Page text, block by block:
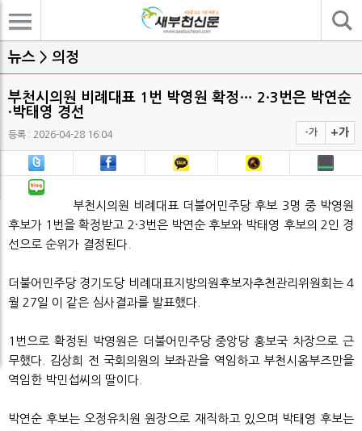
뉴스 > 의정
부천시의원 비례대표 1번 박영원 확정… 2·3번은 박연순
·박태영 경선
등록 : 2026-04-28 16:04 -가 +가
부천시의원 비례대표 더불어민주당 후보 3명 중 박영원
후보가 1번을 확정받고 2·3번은 박연순 후보와 박태영 후보의 2인 경
선으로 순위가 결정된다.
더불어민주당 경기도당 비례대표지방의원후보자추천관리위원회는 4
월 27일 이 같은 심사결과를 발표했다.
1번으로 확정된 박영원은 더불어민주당 중앙당 홍보국 차장으로 근
무했다. 김상희 전 국회의원의 보좌관을 역임하고 부천시옴부즈만을
역임한 박민섭씨의 딸이다.
박연순 후보는 오정유치원 원장으로 재직하고 있으며 박태영 후보는